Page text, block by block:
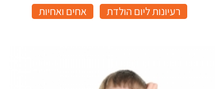
רעיונות ליום הולדת
אחים ואחיות